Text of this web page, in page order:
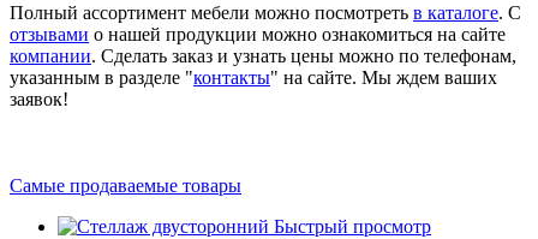
Полный ассортимент мебели можно посмотреть в каталоге. С
отзывами о нашей продукции можно ознакомиться на сайте
компании. Сделать заказ и узнать цены можно по телефонам,
указанным в разделе "контакты" на сайте. Мы ждем ваших
заявок!
Самые продаваемые товары
Быстрый просмотр